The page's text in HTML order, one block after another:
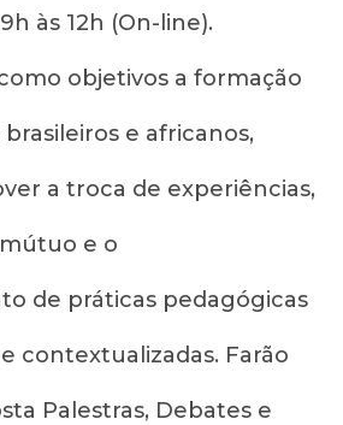
às 12h (On-line).
objetivos a formação
e africanos,
a troca de experiências,
e o
de práticas pedagógicas
contextualizadas. Farão
Palestras, Debates e